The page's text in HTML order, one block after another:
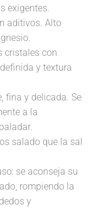
exigentes.
aditivos. Alto
cristales con
y textura
fina y delicada. Se
a la
salado que la sal
se aconseja su
rompiendo la
y